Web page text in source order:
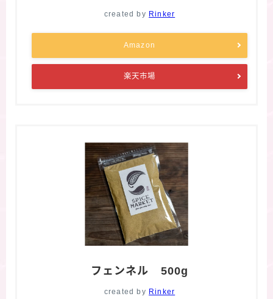
created by Rinker
Amazon
楽天市場
フェンネル 500g
created by Rinker